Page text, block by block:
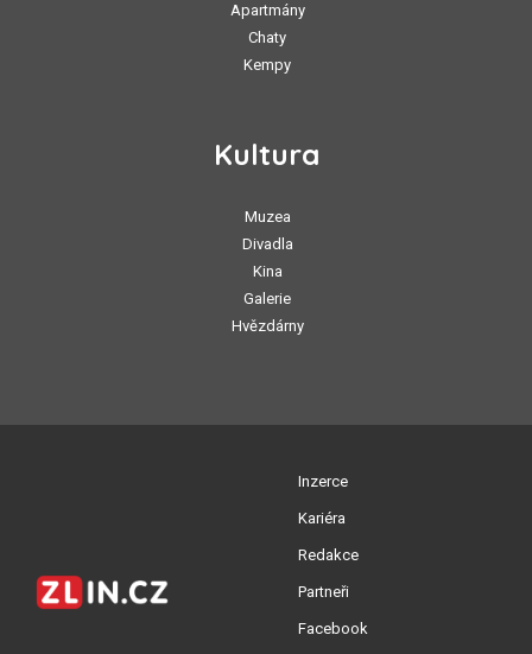
Apartmány
Chaty
Kempy
Kultura
Muzea
Divadla
Kina
Galerie
Hvězdárny
Inzerce
Kariéra
Redakce
Partneři
Facebook